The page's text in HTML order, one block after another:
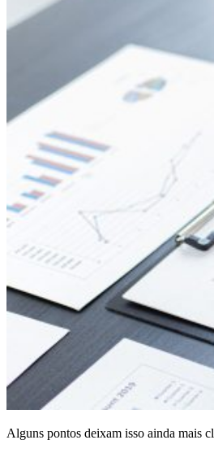
Alguns pontos deixam isso ainda mais